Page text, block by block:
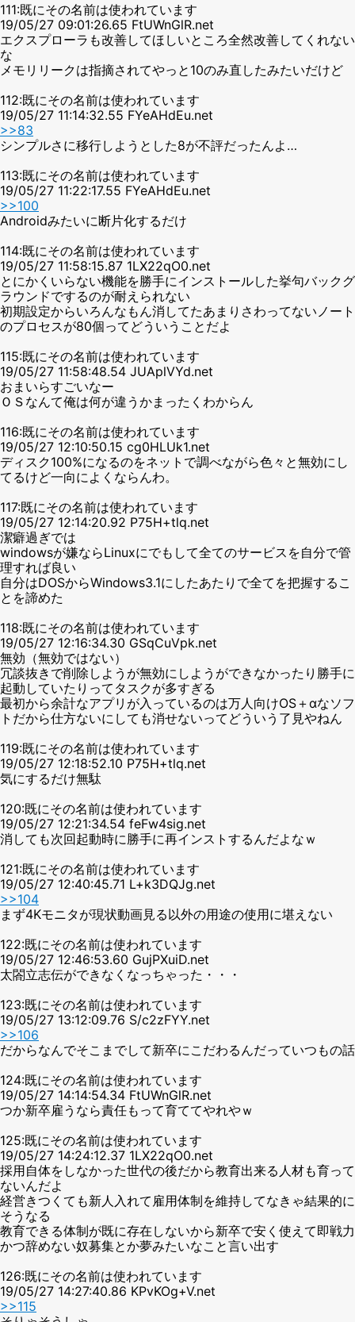
111:既にその名前は使われています
19/05/27 09:01:26.65 FtUWnGlR.net
エクスプローラも改善してほしいところ全然改善してくれない
な
メモリリークは指摘されてやっと10のみ直したみたいだけど
112:既にその名前は使われています
19/05/27 11:14:32.55 FYeAHdEu.net
>>83
シンプルさに移行しようとした8が不評だったんよ…
113:既にその名前は使われています
19/05/27 11:22:17.55 FYeAHdEu.net
>>100
Androidみたいに断片化するだけ
114:既にその名前は使われています
19/05/27 11:58:15.87 1LX22qO0.net
とにかくいらない機能を勝手にインストールした挙句バックグ
ラウンドでするのが耐えられない
初期設定からいろんなもん消してたあまりさわってないノート
のプロセスが80個ってどういうことだよ
115:既にその名前は使われています
19/05/27 11:58:48.54 JUAplVYd.net
おまいらすごいなー
ＯＳなんて俺は何が違うかまったくわからん
116:既にその名前は使われています
19/05/27 12:10:50.15 cg0HLUk1.net
ディスク100%になるのをネットで調べながら色々と無効にし
てるけど一向によくならんわ。
117:既にその名前は使われています
19/05/27 12:14:20.92 P75H+tlq.net
潔癖過ぎでは
windowsが嫌ならLinuxにでもして全てのサービスを自分で管
理すれば良い
自分はDOSからWindows3.1にしたあたりで全てを把握するこ
とを諦めた
118:既にその名前は使われています
19/05/27 12:16:34.30 GSqCuVpk.net
無効（無効ではない）
冗談抜きで削除しようが無効にしようができなかったり勝手に
起動していたりってタスクが多すぎる
最初から余計なアプリが入っているのは万人向けOS＋αなソフ
トだから仕方ないにしても消せないってどういう了見やねん
119:既にその名前は使われています
19/05/27 12:18:52.10 P75H+tlq.net
気にするだけ無駄
120:既にその名前は使われています
19/05/27 12:21:34.54 feFw4sig.net
消しても次回起動時に勝手に再インストするんだよなｗ
121:既にその名前は使われています
19/05/27 12:40:45.71 L+k3DQJg.net
>>104
まず4Kモニタが現状動画見る以外の用途の使用に堪えない
122:既にその名前は使われています
19/05/27 12:46:53.60 GujPXuiD.net
太閤立志伝ができなくなっちゃった・・・
123:既にその名前は使われています
19/05/27 13:12:09.76 S/c2zFYY.net
>>106
だからなんでそこまでして新卒にこだわるんだっていつもの話
124:既にその名前は使われています
19/05/27 14:14:54.34 FtUWnGlR.net
つか新卒雇うなら責任もって育ててやれやｗ
125:既にその名前は使われています
19/05/27 14:24:12.37 1LX22qO0.net
採用自体をしなかった世代の後だから教育出来る人材も育って
ないんだよ
経営きつくても新人入れて雇用体制を維持してなきゃ結果的に
そうなる
教育できる体制が既に存在しないから新卒で安く使えて即戦力
かつ辞めない奴募集とか夢みたいなこと言い出す
126:既にその名前は使われています
19/05/27 14:27:40.86 KPvKOg+V.net
>>115